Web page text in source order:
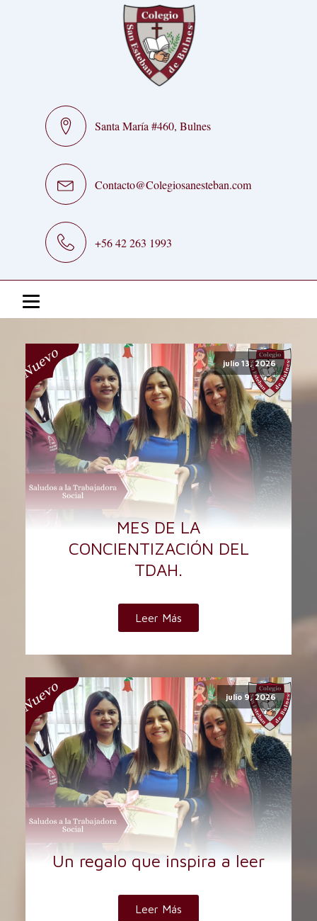
Santa María #460, Bulnes
Contacto@Colegiosanesteban.com
+56 42 263 1993
julio 13, 2026
MES DE LA
CONCIENTIZACIÓN DEL
TDAH.
Leer Más
julio 9, 2026
Un regalo que inspira a leer
Leer Más